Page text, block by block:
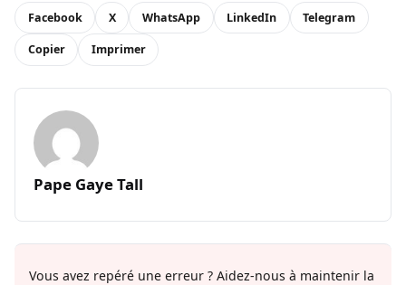
Facebook X WhatsApp LinkedIn Telegram
Copier Imprimer
Pape Gaye Tall
Vous avez repéré une erreur ? Aidez-nous à maintenir la